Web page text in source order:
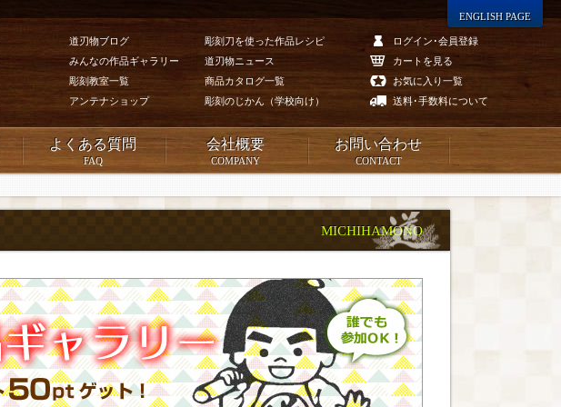
道刃物ブログ
みんなの作品ギャラリー
彫刻教室一覧
アンテナショップ
彫刻刀を使った作品レシピ
道刃物ニュース
商品カタログ一覧
彫刻のじかん（学校向け）
ログイン･会員登録
カートを見る
お気に入り一覧
送料･手数料について
ENGLISH PAGE
よくある質問
FAQ
会社概要
COMPANY
お問い合わせ
CONTACT
MICHIHAMONO